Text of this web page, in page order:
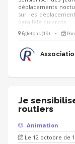
déplacements
sur les
parallèle du cross.
Égletons (19) •
Je
routiers
Animation
Le 12 octobre de